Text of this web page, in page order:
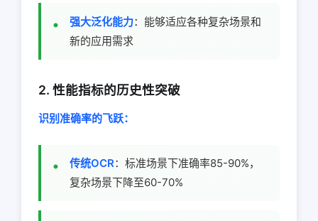
强大泛化能力：能够适应各种复杂场景和
新的应用需求
2. 性能指标的历史性突破
识别准确率的飞跃：
传统OCR：标准场景下准确率85-90%，
复杂场景下降至60-70%